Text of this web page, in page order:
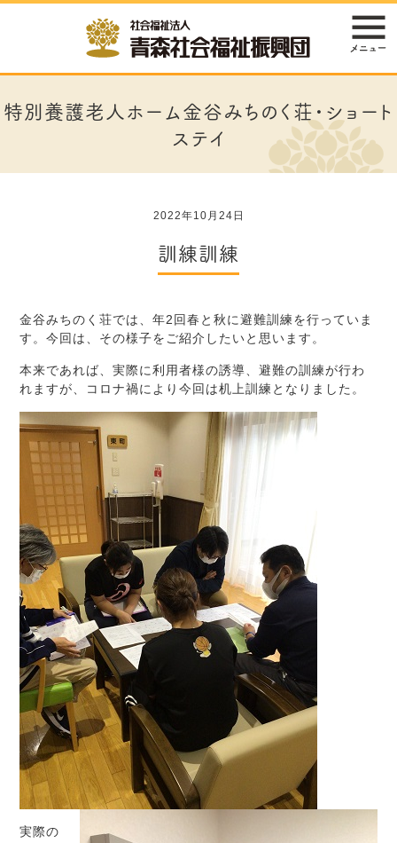
特別養護老人ホーム金谷みちのく荘・ショート
ステイ
2022年10月24日
訓練訓練
金谷みちのく荘では、年2回春と秋に避難訓練を行っていま
す。今回は、その様子をご紹介したいと思います。
本来であれば、実際に利用者様の誘導、避難の訓練が行わ
れますが、コロナ禍により今回は机上訓練となりました。
実際の